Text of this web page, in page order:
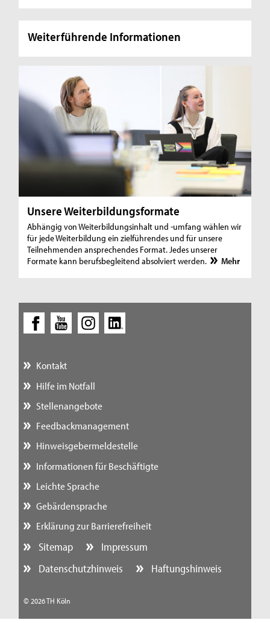
Weiterführende Informationen
Unsere Weiterbildungsformate
Abhängig von Weiterbildungsinhalt und -umfang wählen wir
für jede Weiterbildung ein zielführendes und für unsere
Teilnehmenden ansprechendes Format. Jedes unserer
Formate kann berufsbegleitend absolviert werden.
Mehr
Kontakt
Hilfe im Notfall
Stellenangebote
Feedbackmanagement
Hinweisgebermeldestelle
Informationen für Beschäftigte
Leichte Sprache
Gebärdensprache
Erklärung zur Barrierefreiheit
Sitemap
Impressum
Datenschutzhinweis
Haftungshinweis
© 2026 TH Köln